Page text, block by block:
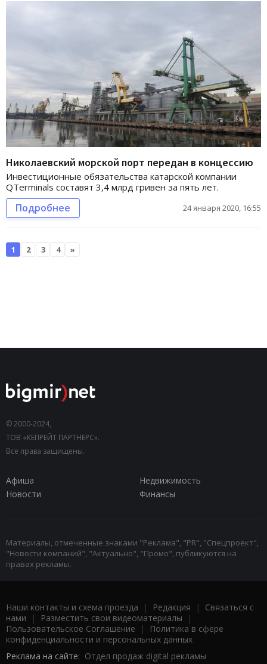
Николаевский морской порт передан в концессию
Инвестиционные обязательства катарской компании
QTerminals составят 3,4 млрд гривен за пять лет.
Подробнее 24 января 2020, 16:55
1 2 3 4 »
© 2000-2024,
ТОВ «КЕПРЕЙТ ПАРТНЕРС».
Все права защищены.
Афиша
Недвижимость
Новости
Финансы
Материалы, отмеченные знаками "Реклама", "PR", "Спецпроект",
"Новости компаний", "Актуально", "Промо", публикуются на
правах рекламы.
Наши контакты и схема проезда | Редакция | Связаться с
нами | Разместить свои видеоматериалы |
Пользовательское Соглашение |
Политика в сфере
конфиденциальности и персональных данных
Реклама на сайте: Отдел продаж digital рекламы